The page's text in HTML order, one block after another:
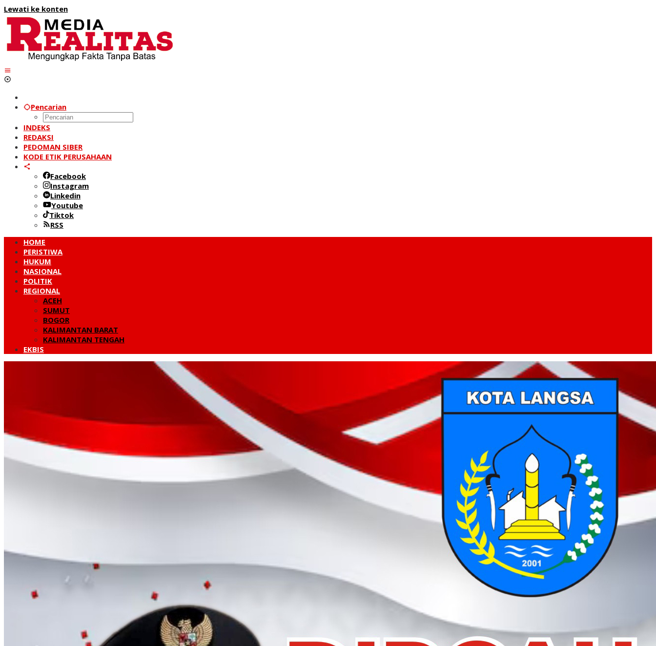
Lewati ke konten
Pencarian
INDEKS
REDAKSI
PEDOMAN SIBER
KODE ETIK PERUSAHAAN
Facebook
Instagram
Linkedin
Youtube
Tiktok
RSS
HOME
PERISTIWA
HUKUM
NASIONAL
POLITIK
REGIONAL
ACEH
SUMUT
BOGOR
KALIMANTAN BARAT
KALIMANTAN TENGAH
EKBIS